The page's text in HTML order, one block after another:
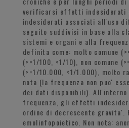
verificarsi effetti indesiderati
indesiderati associati all'uso
seguito suddivisi in base alla
sistemi e organi e alla
definita come: molto comune
(>=1/100, <1/10), non comune
(>=1/10.000, <1/1.000), molto
nota (la frequenza non puo'
dei dati disponibili). All'interno
frequenza, gli effetti
ordine di decrescente gravita'.
emolinfopoietico. Non nota: